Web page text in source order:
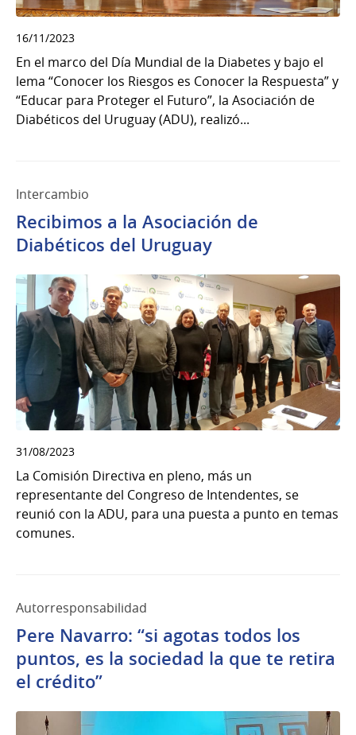
16/11/2023
En el marco del Día Mundial de la Diabetes y bajo el
lema “Conocer los Riesgos es Conocer la Respuesta” y
“Educar para Proteger el Futuro”, la Asociación de
Diabéticos del Uruguay (ADU), realizó...
Intercambio
Recibimos a la Asociación de
Diabéticos del Uruguay
31/08/2023
La Comisión Directiva en pleno, más un
representante del Congreso de Intendentes, se
reunió con la ADU, para una puesta a punto en temas
comunes.
Autorresponsabilidad
Pere Navarro: “si agotas todos los
puntos, es la sociedad la que te retira
el crédito”